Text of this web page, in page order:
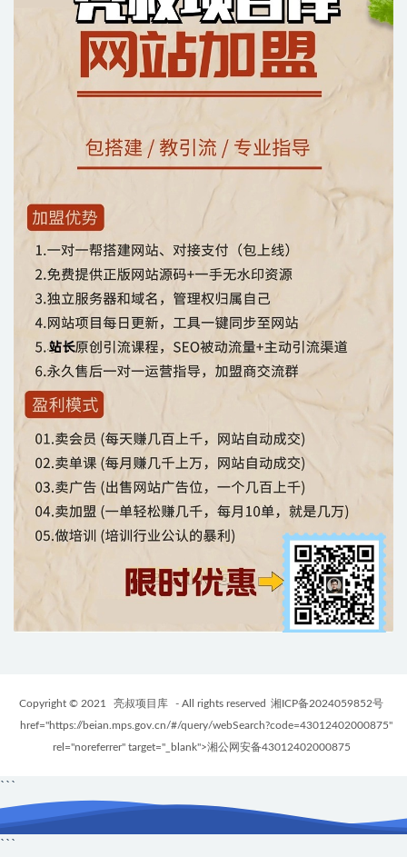
Copyright © 2021 亮叔项目库 - All rights reserved 湘ICP备2024059852号
href="https://beian.mps.gov.cn/#/query/webSearch?code=43012402000875"
rel="noreferrer" target="_blank">湘公网安备43012402000875
```
```